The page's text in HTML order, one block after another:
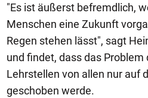
"Es ist äußerst befremdlich,
Menschen eine Zukunft
Regen stehen lässt", sagt
und findet, dass das Problem
Lehrstellen von allen nur auf
geschoben werde.